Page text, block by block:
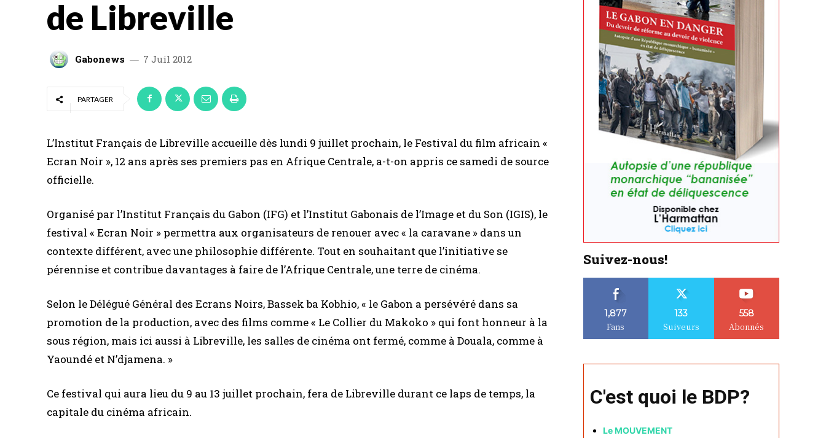
de Libreville
Gabonews 7 Juil 2012
PARTAGER
L’Institut Français de Libreville accueille dès lundi 9 juillet prochain, le Festival du film africain «
Ecran Noir », 12 ans après ses premiers pas en Afrique Centrale, a-t-on appris ce samedi de source
officielle.
Organisé par l’Institut Français du Gabon (IFG) et l’Institut Gabonais de l’Image et du Son (IGIS), le
festival « Ecran Noir » permettra aux organisateurs de renouer avec « la caravane » dans un
contexte différent, avec une philosophie différente. Tout en souhaitant que l’initiative se
pérennise et contribue davantages à faire de l’Afrique Centrale, une terre de cinéma.
Selon le Délégué Général des Ecrans Noirs, Bassek ba Kobhio, « le Gabon a persévéré dans sa
promotion de la production, avec des films comme « Le Collier du Makoko » qui font honneur à la
sous région, mais ici aussi à Libreville, les salles de cinéma ont fermé, comme à Douala, comme à
Yaoundé et N’djamena. »
Ce festival qui aura lieu du 9 au 13 juillet prochain, fera de Libreville durant ce laps de temps, la
capitale du cinéma africain.
Suivez-nous!
1,877
Fans
133
Suiveurs
558
Abonnés
C'est quoi le BDP?
Le MOUVEMENT